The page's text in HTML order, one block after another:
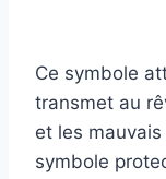
Ce symbole
transmet au
et les
symbole